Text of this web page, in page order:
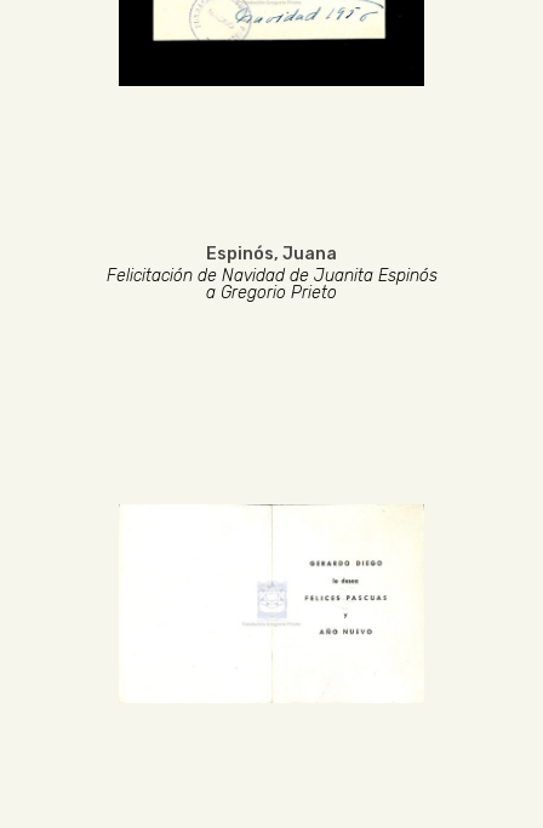
Espinós, Juana
Felicitación de Navidad de Juanita Espinós
a Gregorio Prieto